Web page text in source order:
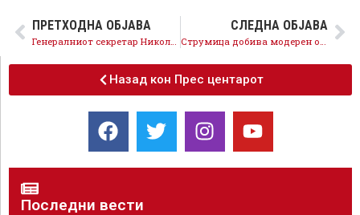
ПРЕТХОДНА ОБЈАВА СЛЕДНА ОБЈАВА
Назад кон Прес центарот
Последни вести